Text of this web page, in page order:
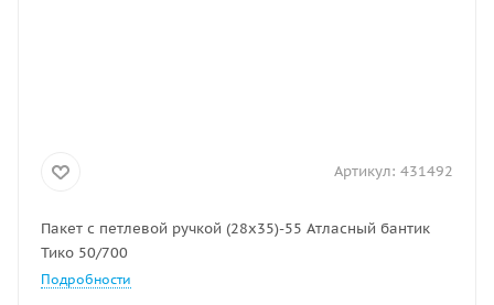
Артикул: 431492
Пакет с петлевой ручкой (28х35)-55 Атласный бантик
Тико 50/700
Подробности